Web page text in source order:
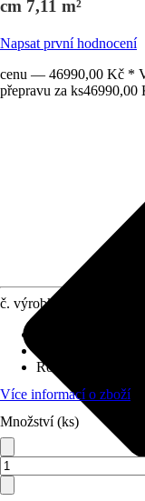
cm 7,11 m²
Napsat první hodnocení
cenu — 46990,00 Kč *
přepravu za ks46990,00
č. výrobku
Rozměry š x h bez
Více informací o zboží
Množství (ks)